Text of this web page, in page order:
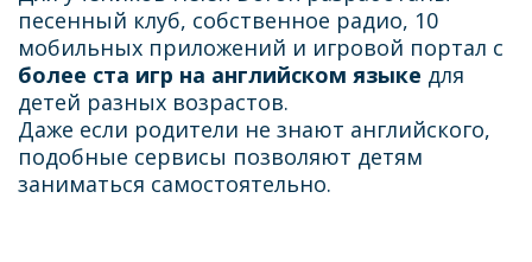
песенный клуб, собственное радио, 10
мобильных приложений и игровой портал с
более ста игр на английском языке для
детей разных возрастов.
Даже если родители не знают английского,
подобные сервисы позволяют детям
заниматься самостоятельно.